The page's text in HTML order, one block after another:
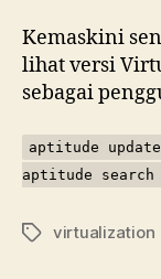
Kemaskini
lihat versi
sebagai
aptitude update
aptitude
Tagsvirtualization